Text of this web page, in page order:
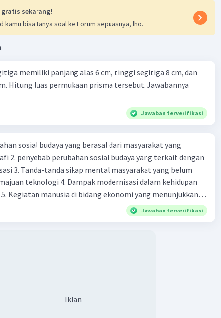
gratis sekarang!
kamu bisa tanya soal ke Forum sepuasnya, lho.
memiliki panjang alas 6 cm, tinggi segitiga 8 cm, dan
Hitung luas permukaan prisma tersebut. Jawabannya
Jawaban terverifikasi
sosial budaya yang berasal dari masyarakat yang
2. penyebab perubahan sosial budaya yang terkait dengan
3. Tanda-tanda sikap mental masyarakat yang belum
teknologi 4. Dampak modernisasi dalam kehidupan
Kegiatan manusia di bidang ekonomi yang menunjukkan
modernisasi 6. Contoh pengaruh modernisasi di bidang ilmu
pendidikan terhadap pola pikir masyarakat 7. Konsep
sebuah benda bisa dikatakan sebagai uang 14. maksud token
Jawaban terverifikasi
Iklan